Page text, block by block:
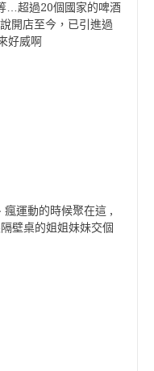
…超過20個國家的啤酒
開店至今，已引進過
好威啊
瘋運動的時候聚在這 ,
壁桌的姐姐妹妹交個